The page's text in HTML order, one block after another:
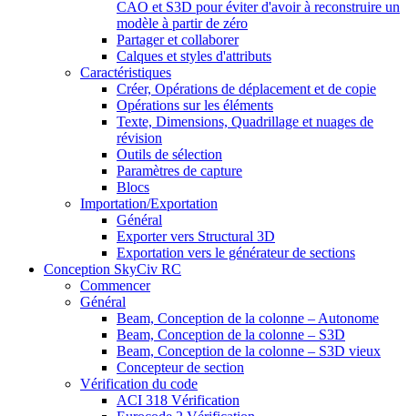
CAO et S3D pour éviter d'avoir à reconstruire un
modèle à partir de zéro
Partager et collaborer
Calques et styles d'attributs
Caractéristiques
Créer, Opérations de déplacement et de copie
Opérations sur les éléments
Texte, Dimensions, Quadrillage et nuages ​​de
révision
Outils de sélection
Paramètres de capture
Blocs
Importation/Exportation
Général
Exporter vers Structural 3D
Exportation vers le générateur de sections
Conception SkyCiv RC
Commencer
Général
Beam, Conception de la colonne – Autonome
Beam, Conception de la colonne – S3D
Beam, Conception de la colonne – S3D vieux
Concepteur de section
Vérification du code
ACI 318 Vérification